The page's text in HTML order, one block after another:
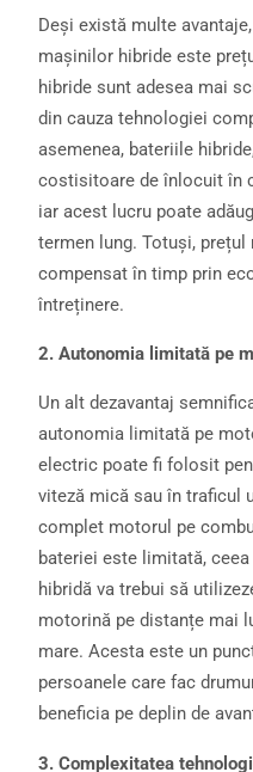
Deși există multe
mașinilor hibride este
hibride sunt adesea mai
din cauza tehnologiei
asemenea, bateriile
costisitoare de înlocuit în
iar acest lucru poate
termen lung. Totuși,
compensat în timp prin
întreținere.
2. Autonomia limitată pe
Un alt dezavantaj
autonomia limitată pe
electric poate fi folosit
viteză mică sau în traficul
complet motorul pe
bateriei este limitată,
hibridă va trebui să
motorină pe distanțe mai
mare. Acesta este un
persoanele care fac
beneficia pe deplin de
3. Complexitatea